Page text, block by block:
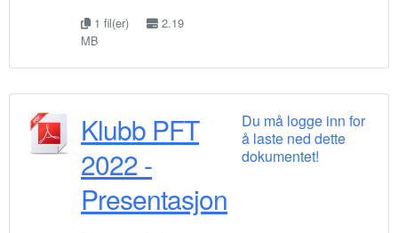
1 fil(er)
2.19
MB
Klubb PFT
2022 -
Presentasjon
Du må logge inn for
å laste ned dette
dokumentet!